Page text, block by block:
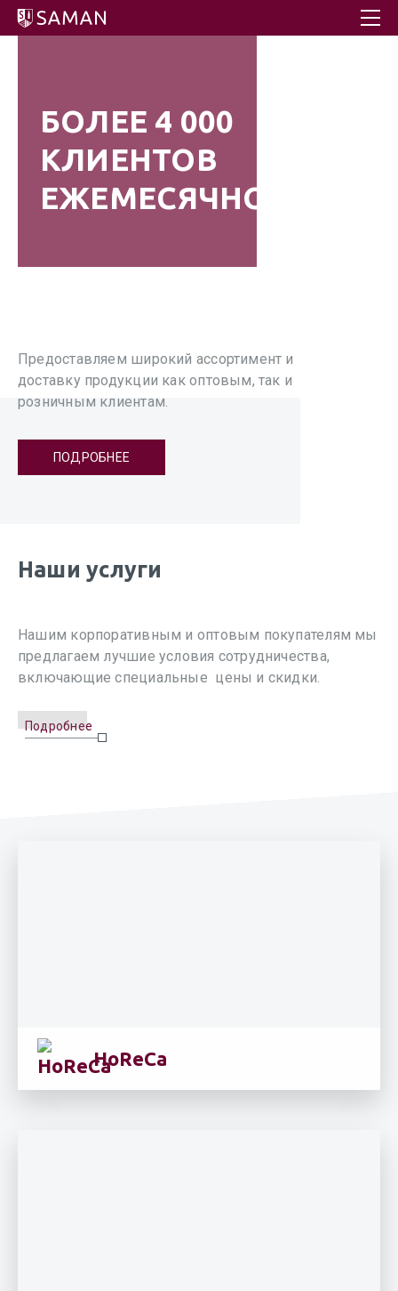
Предоставляем широкий ассортимент и
доставку продукции как оптовым, так и
розничным клиентам.
ПОДРОБНЕЕ
БОЛЕЕ 4 000
КЛИЕНТОВ
ЕЖЕМЕСЯЧНО
Наши услуги
Нашим корпоративным и оптовым покупателям мы
предлагаем лучшие условия сотрудничества,
включающие специальные цены и скидки.
Подробнее
HoReCa